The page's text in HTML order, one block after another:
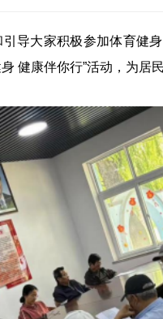
导大家积极参加体育健
身 健康伴你行”活动，为居